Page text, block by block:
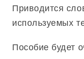
Приводится
используемых
Пособие будет